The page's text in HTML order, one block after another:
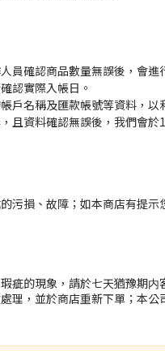
員確認商品數量無誤後，會
認實際入帳日。
戶名稱及匯款帳號等資料，
且資料確認無誤後，我們會於
污損、故障；如本商店有提
疵的現象，請於七天猶豫期
理，並於商店重新下單；本